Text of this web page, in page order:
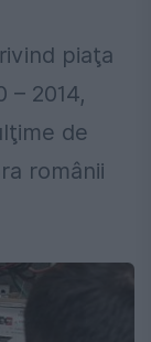
piaţa
– 2014,
de
românii